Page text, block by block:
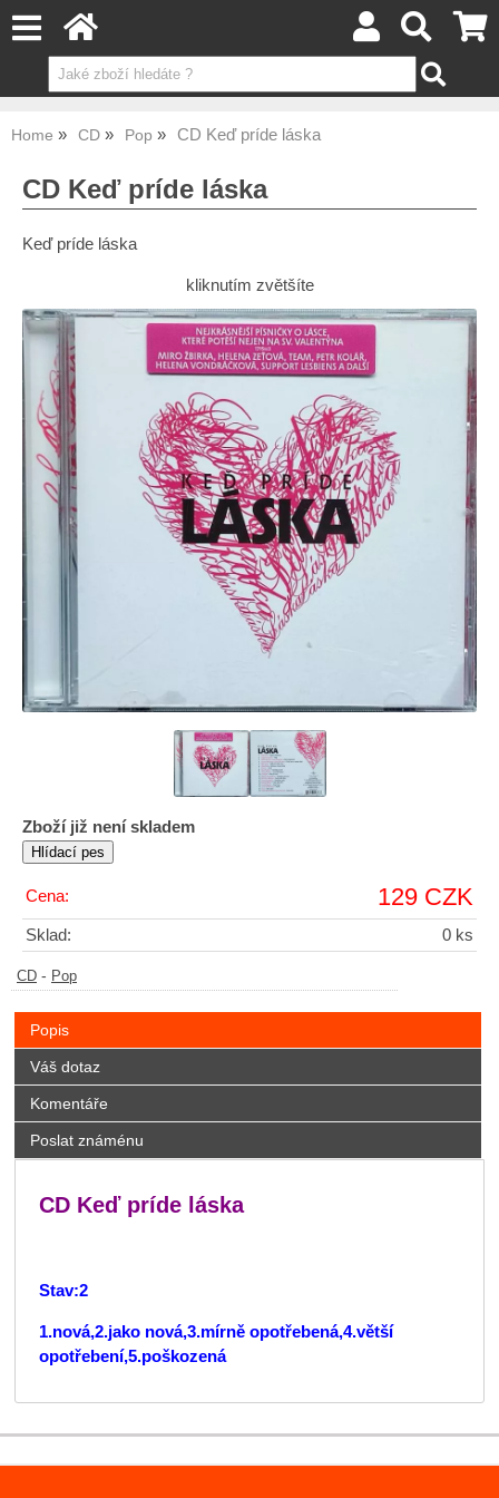
Home CD Pop CD Keď príde láska
CD Keď príde láska
Keď príde láska
kliknutím zvětšíte
Zboží již není skladem
Cena: 129 CZK
Sklad: 0 ks
CD - Pop
Popis
Váš dotaz
Komentáře
Poslat známénu
CD Keď príde láska
Stav:2
1.nová,2.jako nová,3.mírně opotřebená,4.větší
opotřebení,5.poškozená